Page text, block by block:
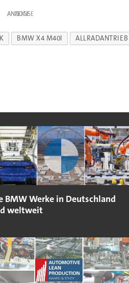
ANZEIGE
BMW X4 M40I ALLRADANTRIEB
BMW Werke in Deutschland
weltweit